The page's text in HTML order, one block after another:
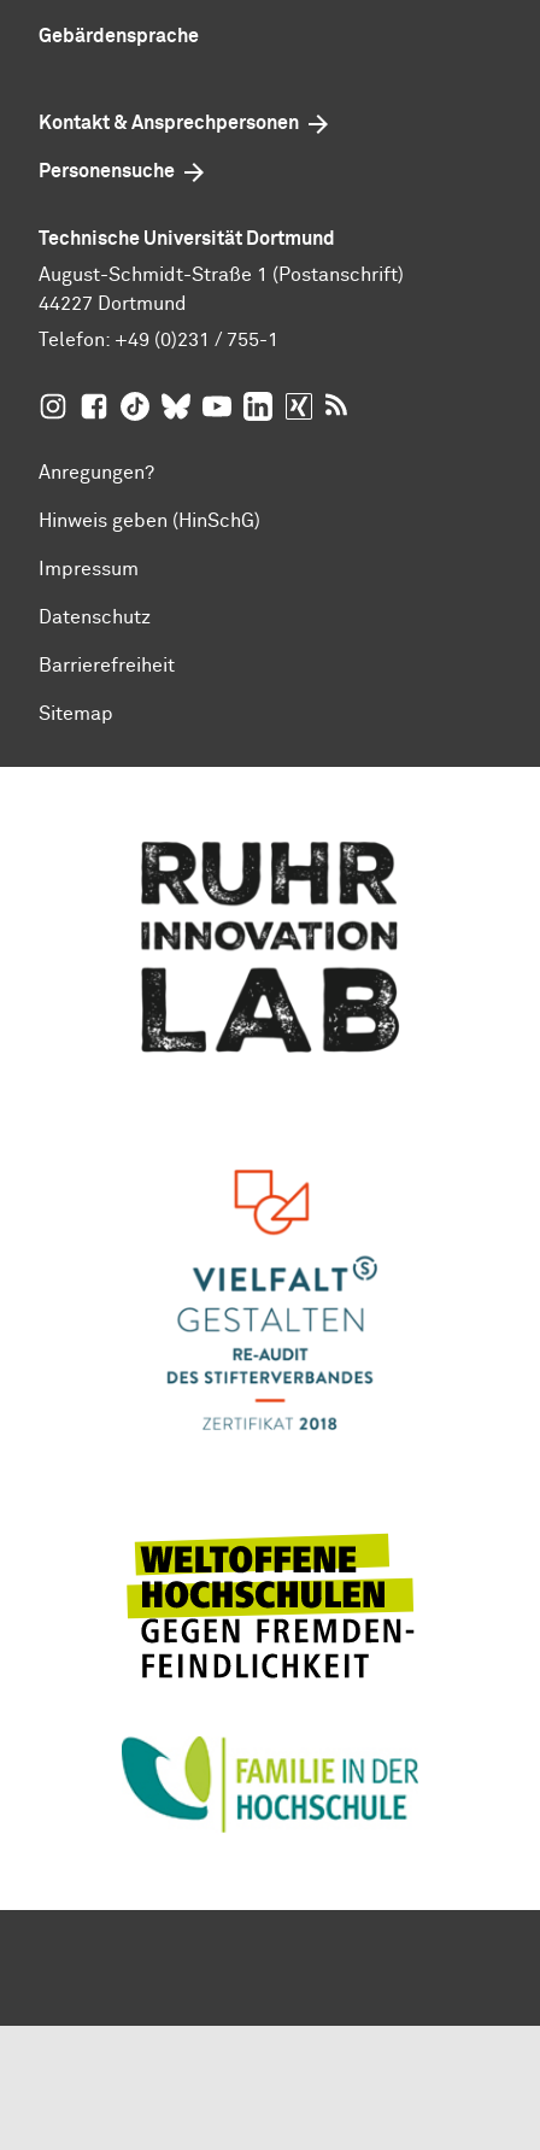
Gebärdensprache
Kontakt & Ansprechpersonen
Personensuche
Technische Universität Dortmund
August-Schmidt-Straße 1 (Postanschrift)
44227 Dortmund
Telefon: +49 (0)231 / 755-1
TU Dortmund auf Insta­gram
TU Dortmund auf Facebook
TU Dortmund auf TikTok
TU Dortmund auf BlueSky
TU Dortmund auf YouTube
TU Dortmund auf LinkedIn
TU Dortmund auf XING
Anregungen?
Hinweis geben (HinSchG)
Impressum
Datenschutz
Barrierefreiheit
Sitemap